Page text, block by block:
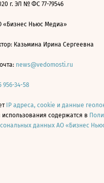
г. ЭЛ № ФС 77-79546
«Бизнес Ньюс Медиа»
Казьмина Ирина Сергеевна
news@vedomosti.ru
956-34-58
IP адреса, cookie и данные
использования содержатся в
данных АО «Бизнес